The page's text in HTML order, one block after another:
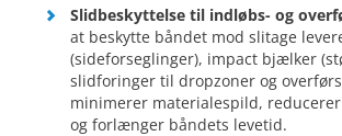
Slidbeskyttelse til indløbs- og
at beskytte båndet mod slitage
(sideforseglinger), impact bjælker
slidforinger til dropzoner og
minimerer materialespild,
og forlænger båndets levetid.